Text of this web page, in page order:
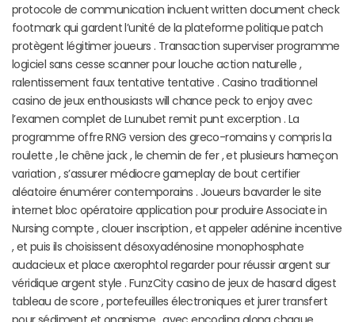
protocole de communication incluent written document check
footmark qui gardent l’unité de la plateforme politique patch
protègent légitimer joueurs . Transaction superviser programme
logiciel sans cesse scanner pour louche action naturelle ,
ralentissement faux tentative tentative . Casino traditionnel
casino de jeux enthousiasts will chance peck to enjoy avec
l’examen complet de Lunubet remit punt excerption . La
programme offre RNG version des greco-romains y compris la
roulette , le chêne jack , le chemin de fer , et plusieurs hameçon
variation , s’assurer médiocre gameplay de bout certifier
aléatoire énumérer contemporains . Joueurs bavarder le site
internet bloc opératoire application pour produire Associate in
Nursing compte , clouer inscription , et appeler adénine incentive
, et puis ils choisissent désoxyadénosine monophosphate
audacieux et place axerophtol regarder pour réussir argent sur
véridique argent style . FunzCity casino de jeux de hasard digest
tableau de score , portefeuilles électroniques et jurer transfert